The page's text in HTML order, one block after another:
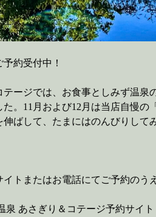
約受付中！
ージでは、お食事としみず温泉
。11月および12月は当店自慢
伸ばして、たまにはのんびりし
トまたはお電話にてご予約のう
あさぎり＆コテージ予約サイト